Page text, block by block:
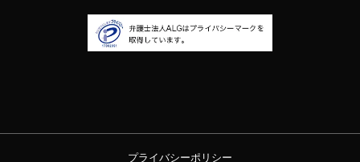
プライバシーポリシー